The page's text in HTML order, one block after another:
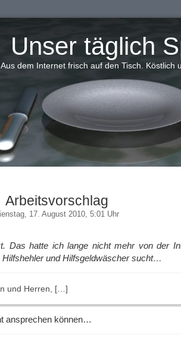
Unser täglich
Aus dem Internet frisch auf den Tisch. Köstlich
Arbeitsvorschlag
17. August 2010, 5:01 Uhr
Das hatte ich lange nicht mehr von der
Hilfshehler und Hilfsgeldwäscher sucht…
und Herren, […]
ansprechen können…